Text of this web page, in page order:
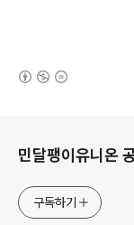
민달팽이유니온
구독하기